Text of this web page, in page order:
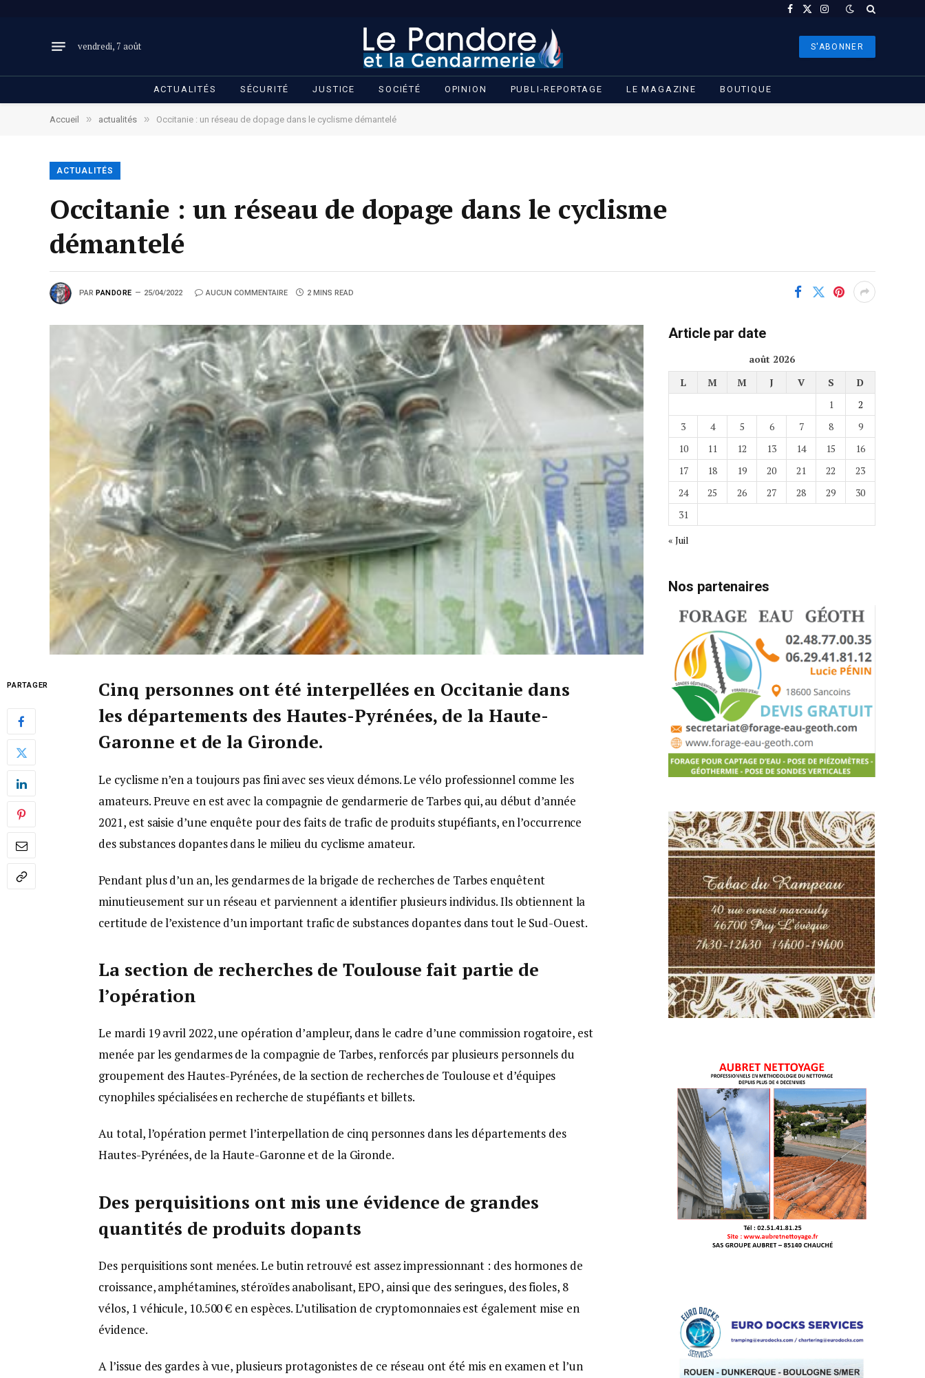
Facebook
X
Instagram
vendredi, 7 août S'ABONNER
ACTUALITÉS SÉCURITÉ JUSTICE SOCIÉTÉ OPINION PUBLI-REPORTAGE LE MAGAZINE BOUTIQUE
Accueil » actualités » Occitanie : un réseau de dopage dans le cyclisme démantelé
ACTUALITÉS
Occitanie : un réseau de dopage dans le cyclisme
démantelé
PAR PANDORE 25/04/2022 AUCUN COMMENTAIRE 2 MINS READ
PARTAGER
Cinq personnes ont été interpellées en Occitanie dans
les départements des Hautes-Pyrénées, de la Haute-
Garonne et de la Gironde.
Le cyclisme n’en a toujours pas fini avec ses vieux démons. Le vélo professionnel comme les
amateurs. Preuve en est avec la compagnie de gendarmerie de Tarbes qui, au début d’année
2021, est saisie d’une enquête pour des faits de trafic de produits stupéfiants, en l’occurrence
des substances dopantes dans le milieu du cyclisme amateur.
Pendant plus d’un an, les gendarmes de la brigade de recherches de Tarbes enquêtent
minutieusement sur un réseau et parviennent а identifier plusieurs individus. Ils obtiennent la
certitude de l’existence d’un important trafic de substances dopantes dans tout le Sud-Ouest.
La section de recherches de Toulouse fait partie de
l’opération
Le mardi 19 avril 2022, une opération d’ampleur, dans le cadre d’une commission rogatoire, est
menée par les gendarmes de la compagnie de Tarbes, renforcés par plusieurs personnels du
groupement des Hautes-Pyrénées, de la section de recherches de Toulouse et d’équipes
cynophiles spécialisées en recherche de stupéfiants et billets.
Au total, l’opération permet l’interpellation de cinq personnes dans les départements des
Hautes-Pyrénées, de la Haute-Garonne et de la Gironde.
Des perquisitions ont mis une évidence de grandes
quantités de produits dopants
Des perquisitions sont menées. Le butin retrouvé est assez impressionnant : des hormones de
croissance, amphétamines, stéroïdes anabolisant, EPO, ainsi que des seringues, des fioles, 8
vélos, 1 véhicule, 10.500 € en espèces. L’utilisation de cryptomonnaies est également mise en
évidence.
A l’issue des gardes à vue, plusieurs protagonistes de ce réseau ont été mis en examen et l’un
Article par date
août 2026
L
M M J V S
D
1
2
3
4 5 6 7 8
9
10
11 12 13 14 15
16
17
18 19 20 21 22
23
24
25 26 27 28 29
30
31
« Juil
Nos partenaires